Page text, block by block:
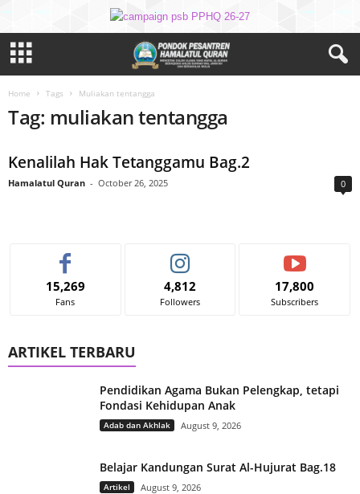
Home Tags Muliakan tentangga
Tag: muliakan tentangga
Kenalilah Hak Tetanggamu Bag.2
Hamalatul Quran - October 26, 2025 0
15,269
Fans
4,812
Followers
17,800
Subscribers
ARTIKEL TERBARU
Pendidikan Agama Bukan Pelengkap, tetapi
Fondasi Kehidupan Anak
Adab dan Akhlak August 9, 2026
Belajar Kandungan Surat Al-Hujurat Bag.18
Artikel August 9, 2026